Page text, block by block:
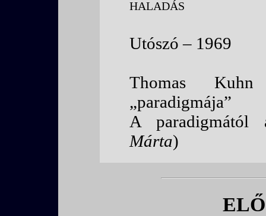
haladás
Utószó – 1969
Thomas Kuhn
„paradigmája”
A
Márta)